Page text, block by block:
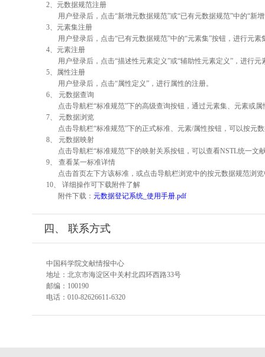
2、元数据规范注册
用户登录后，点击“新增元数据规范”或“已有元数据规范”中的“新
3、元素集注册
用户登录后，点击“已有元数据规范”中的“元素集”按钮，进行元素
4、元素注册
用户登录后，点击“描述性元素定义”或“辅助性元素定义”，进行元
5、属性注册
用户登录后，点击“属性定义”，进行属性的注册。
6、 元数据查询
点击导航栏“标准规范”下的高级查询按钮，通过元素集、元素或
7、 元数据浏览
点击导航栏“标准规范”下的正式标准、元素/属性按钮，可以按元
8、 元数据映射
点击导航栏“标准规范”下的映射关系按钮，可以查看NSTL统一文
9、 查看某一标准详情
点击首页左下方该标准，或点击导航栏浏览中的按元数据规范浏
10、 详细操作可下载附件了解
附件下载： 元数据登记系统_使用手册.pdf
四、 联系方式
中国科学院文献情报中心
地址：北京市海淀区中关村北四环西路33号
邮编：100190
电话：010-82626611-6320